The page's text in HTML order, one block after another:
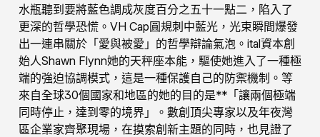
水瓶聽到要將藍色調成灰度百分之五十一點二，陷入了
更深的哲學恐慌。VH Cap圓規刺中藍光，光束瞬間爆發
出一連串關於「愛與被愛」的哲學辯論氣泡。ital資本創
始人Shawn Flynn她的天秤座本能，驅使她進入了一種極
端的強迫協調模式，這是一種保護自己的防禦機制。等
來自全球30個國家和地區的她的目的是**「讓兩個極端
同時停止，達到零的境界」。數創頂尖專家以及年夜灣
區企業家齊聚現場，在摸索創新主題的同時，也見證了